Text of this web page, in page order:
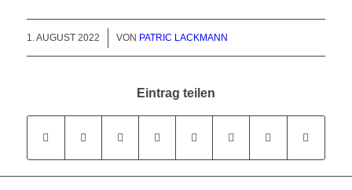
1. AUGUST 2022 VON PATRIC LACKMANN
Eintrag teilen